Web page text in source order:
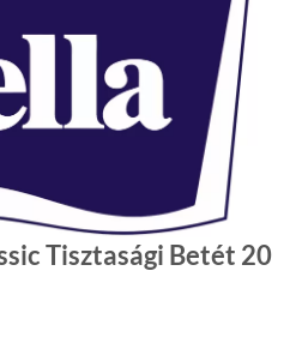
Tisztasági Betét 20